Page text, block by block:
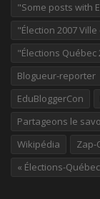
"Some posts with
"Élection 2007
"Élections Québec
Blogueur-reporter
EduBloggerCon
Partageons le
Wikipédia
Zap-
« Élections-